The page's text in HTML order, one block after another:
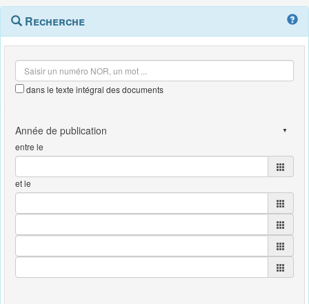
Navigation
outils
Menu
contextuel
Recherche
dans le texte intégral des documents
entre le
et le